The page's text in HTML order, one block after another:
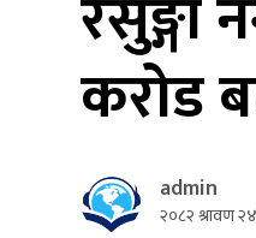
रेसुङ्गा
करोड
admin
२०८२ श्रावण